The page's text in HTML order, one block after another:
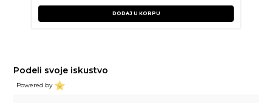
DODAJ U KORPU
Podeli svoje iskustvo
Powered by